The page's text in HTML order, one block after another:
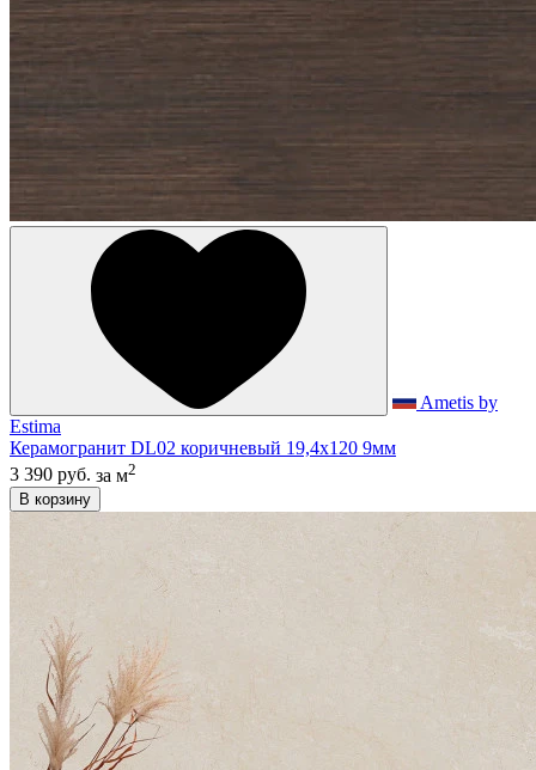
Ametis by
Estima
Керамогранит DL02 коричневый 19,4х120 9мм
3 390 руб. за м2
В корзину